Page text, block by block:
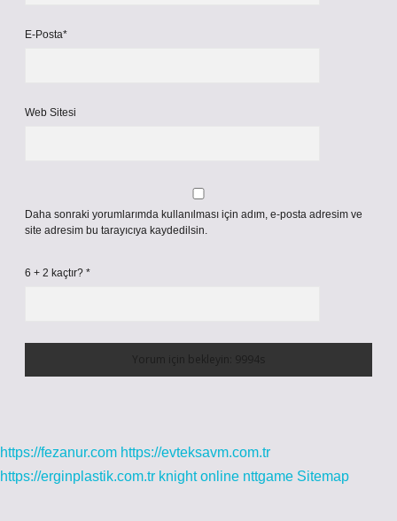
E-Posta*
Web Sitesi
Daha sonraki yorumlarımda kullanılması için adım, e-posta adresim ve
site adresim bu tarayıcıya kaydedilsin.
6 + 2 kaçtır? *
https://fezanur.com https://evteksavm.com.tr
https://erginplastik.com.tr knight online nttgame Sitemap